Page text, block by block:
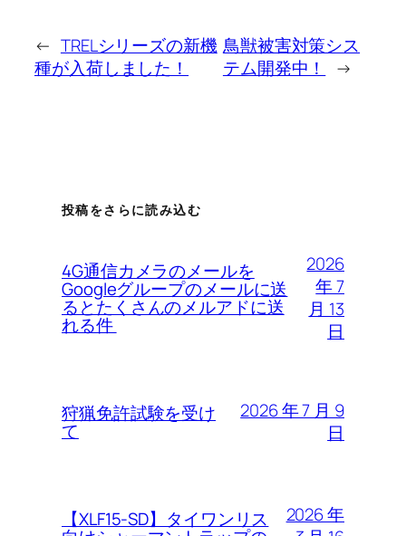
← TRELシリーズの新機
種が入荷しました！
鳥獣被害対策シス
テム開発中！
→
投稿をさらに読み込む
4G通信カメラのメールを
Googleグループのメールに送
るとたくさんのメルアドに送
れる件
2026
年 7
月 13
日
狩猟免許試験を受け
て
2026 年 7 月 9
日
【XLF15-SD】タイワンリス
2026 年